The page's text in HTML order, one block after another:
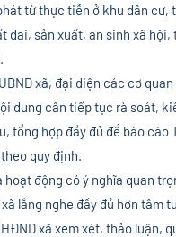
từ thực tiễn ở khu dân cư,
sản xuất, an sinh xã hội,
xã, đại diện các cơ
dung cần tiếp tục rà soát,
hợp đầy đủ để báo cáo
quy định.
động có ý nghĩa quan
lắng nghe đầy đủ hơn tâm
xã xem xét, thảo luận,